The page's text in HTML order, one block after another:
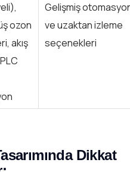
ozon
akış
Gelişmiş
ve uzaktan izleme
seçenekleri
Dikkat